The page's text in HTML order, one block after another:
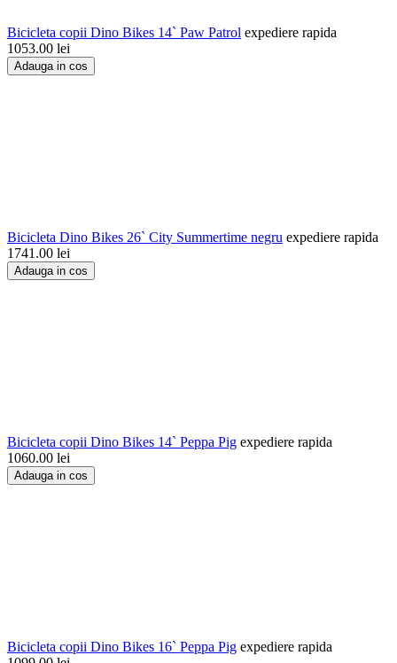
Bicicleta copii Dino Bikes 14` Paw Patrol expediere rapida
1053.00 lei
Adauga in cos
Bicicleta Dino Bikes 26` City Summertime negru expediere rapida
1741.00 lei
Adauga in cos
Bicicleta copii Dino Bikes 14` Peppa Pig expediere rapida
1060.00 lei
Adauga in cos
Bicicleta copii Dino Bikes 16` Peppa Pig expediere rapida